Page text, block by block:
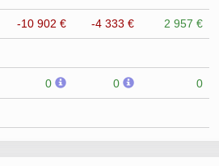
-10 902 € -4 333 € 2 957 €
0 0 0